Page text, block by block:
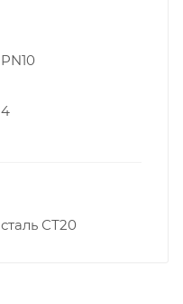
PN10
4
сталь СТ20